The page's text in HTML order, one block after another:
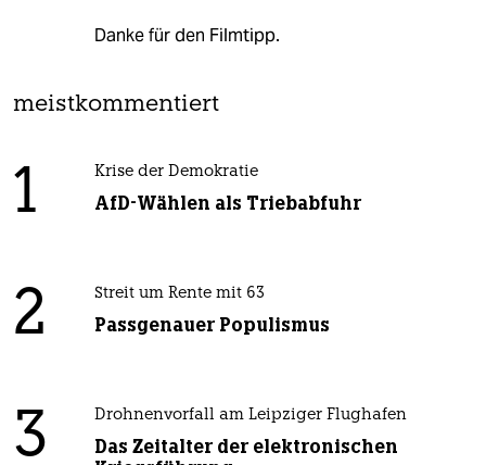
Danke für den Filmtipp.
meistkommentiert
1 Krise der Demokratie
AfD-Wählen als Triebabfuhr
2 Streit um Rente mit 63
Passgenauer Populismus
3 Drohnenvorfall am Leipziger Flughafen
Das Zeitalter der elektronischen